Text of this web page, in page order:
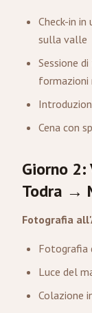
Check-in
sulla valle
Sessione
formazioni
Cena con
Giorno
Todra →
Fotografia
Fotografia
Luce del
Colazione